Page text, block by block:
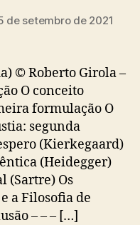
de setembro de 2021
© Roberto Girola –
O conceito
formulação O
segunda
(Kierkegaard)
(Heidegger)
(Sartre) Os
a Filosofia de
– – – […]